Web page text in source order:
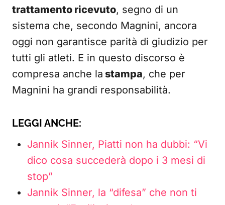
trattamento ricevuto, segno di un
sistema che, secondo Magnini, ancora
oggi non garantisce parità di giudizio per
tutti gli atleti. E in questo discorso è
compresa anche la stampa, che per
Magnini ha grandi responsabilità.
LEGGI ANCHE:
Jannik Sinner, Piatti non ha dubbi: “Vi
dico cosa succederà dopo i 3 mesi di
stop”
Jannik Sinner, la “difesa” che non ti